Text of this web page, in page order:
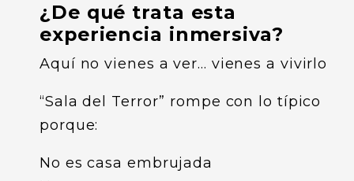
¿De qué trata esta
experiencia inmersiva?
Aquí no vienes a ver… vienes a vivirlo
“Sala del Terror” rompe con lo típico
porque:
No es casa embrujada